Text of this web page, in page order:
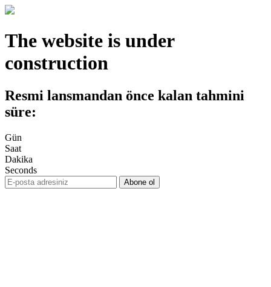
The website is under
construction
Resmi lansmandan önce kalan tahmini
süre:
Gün
Saat
Dakika
Seconds